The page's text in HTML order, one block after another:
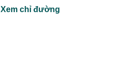
Xem chỉ đường